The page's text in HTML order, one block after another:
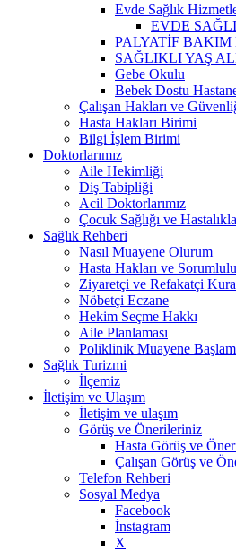
Evde Sağlık
EVDE
PALYATİF BAKIM
SAĞLIKLI YAŞ
Gebe Okulu
Bebek Dostu
Çalışan Hakları ve
Hasta Hakları Birimi
Bilgi İşlem Birimi
Doktorlarımız
Aile Hekimliği
Diş Tabipliği
Acil Doktorlarımız
Çocuk Sağlığı ve
Sağlık Rehberi
Nasıl Muayene Olurum
Hasta Hakları ve
Ziyaretçi ve Refakatçi
Nöbetçi Eczane
Hekim Seçme Hakkı
Aile Planlaması
Poliklinik Muayene
Sağlık Turizmi
İlçemiz
İletişim ve Ulaşım
İletişim ve ulaşım
Görüş ve Önerileriniz
Hasta Görüş ve
Çalışan Görüş ve
Telefon Rehberi
Sosyal Medya
Facebook
İnstagram
X